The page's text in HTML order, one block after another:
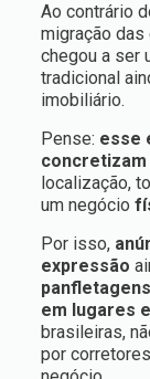
Ao contrário
migração das
chegou a ser
tradicional
imobiliário.
Pense: esse
localização,
um negócio
Por isso,
expressão
em lugares
brasileiras,
por